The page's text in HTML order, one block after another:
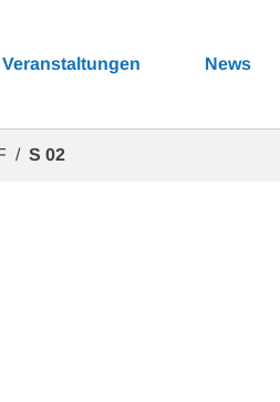
Veranstaltungen News
S 02